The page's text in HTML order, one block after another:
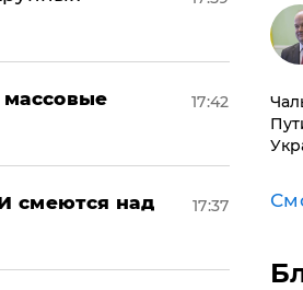
массовые
17:42
смеются над
17:37